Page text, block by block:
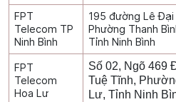
FPT
Telecom TP
Ninh Bình
195 đường Lê Đại
Phường Thanh
Tỉnh Ninh Bình
FPT
Telecom
Hoa Lư
Số 02, Ngõ 469
Tuệ Tĩnh,
Lư, Tỉnh Ninh